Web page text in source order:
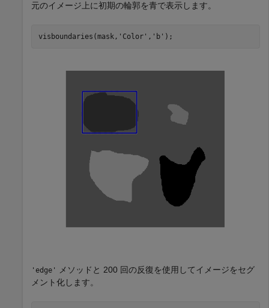
元のイメージ上に初期の輪郭を青で表示します。
visboundaries(mask, 'Color' , 'b' );
'edge'
メソッドと 200 回の反復を使用してイメージをセグ
メント化します。